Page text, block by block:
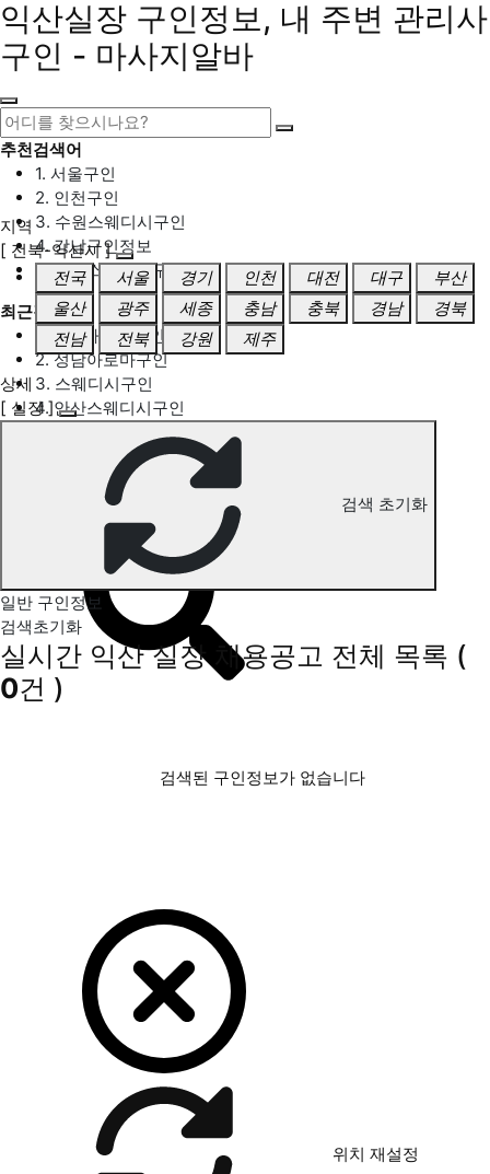
익산실장 구인정보, 내 주변 관리사
구인 - 마사지알바
추천검색어
1. 서울구인
2. 인천구인
3. 수원스웨디시구인
4. 강남구인정보
5. 동탄스웨디시구인
최근검색어
1. 일산마사지구인
2. 성남아로마구인
3. 스웨디시구인
4. 안산스웨디시구인
익산 실장 구인정보
지역
[ 전북-익산시 ]
전국
서울 경기 인천 대전 대구
부산
울산
광주 세종 충남 충북 경남
경북
전남
전북 강원 제주
상세
[ 실장 ]
검색 초기화
일반 구인정보
검색초기화
실시간 익산 실장 채용공고 전체 목록 (
0건 )
검색된 구인정보가 없습니다
위치 재설정